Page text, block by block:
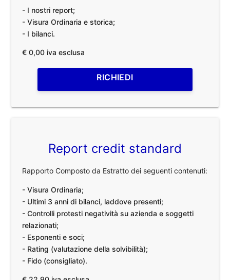
- I nostri report;
- Visura Ordinaria e storica;
- I bilanci.
€ 0,00 iva esclusa
RICHIEDI
Report credit standard
Rapporto Composto da Estratto dei seguenti contenuti:
- Visura Ordinaria;
- Ultimi 3 anni di bilanci, laddove presenti;
- Controlli protesti negatività su azienda e soggetti
relazionati;
- Esponenti e soci;
- Rating (valutazione della solvibilità);
- Fido (consigliato).